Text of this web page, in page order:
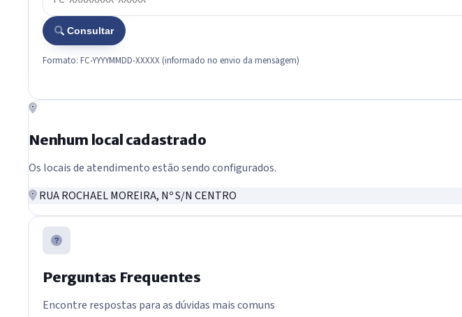
Consultar
Formato: FC-YYYYMMDD-XXXXX (informado no envio da mensagem)
Nenhum local cadastrado
Os locais de atendimento estão sendo configurados.
RUA ROCHAEL MOREIRA, Nº S/N CENTRO
Perguntas Frequentes
Encontre respostas para as dúvidas mais comuns